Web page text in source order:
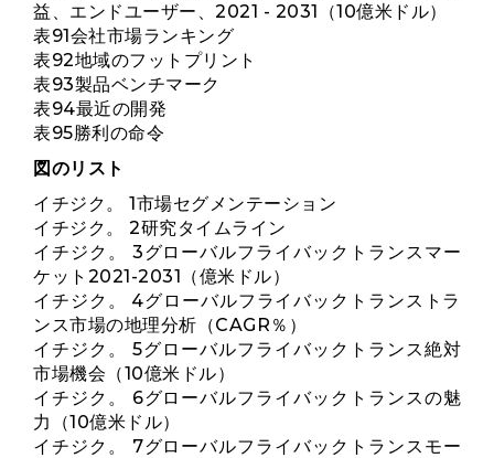
益、エンドユーザー、2021 - 2031（10億米ドル）
表91会社市場ランキング
表92地域のフットプリント
表93製品ベンチマーク
表94最近の開発
表95勝利の命令
図のリスト
イチジク。 1市場セグメンテーション
イチジク。 2研究タイムライン
イチジク。 3グローバルフライバックトランスマー
ケット2021-2031（億米ドル）
イチジク。 4グローバルフライバックトランストラ
ンス市場の地理分析（CAGR％）
イチジク。 5グローバルフライバックトランス絶対
市場機会（10億米ドル）
イチジク。 6グローバルフライバックトランスの魅
力（10億米ドル）
イチジク。 7グローバルフライバックトランスモー